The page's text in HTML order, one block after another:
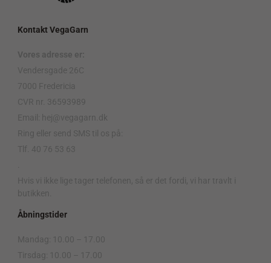
Kontakt VegaGarn
Vores adresse er:
Vendersgade 26C
7000 Fredericia
CVR nr. 36593989
Email: hej@vegagarn.dk
Ring eller send SMS til os på:
Tlf. 40 76 53 63
Hvis vi ikke lige tager telefonen, så er det fordi, vi har travlt i
butikken.
Åbningstider
Mandag: 10.00 – 17.00
Tirsdag: 10.00 – 17.00